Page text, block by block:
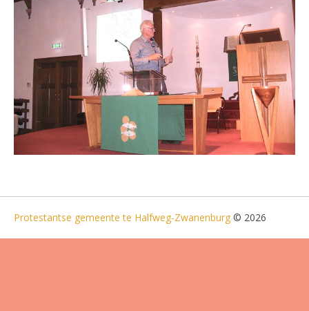
Protestantse gemeente te Halfweg-Zwanenburg © 2026